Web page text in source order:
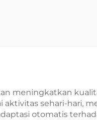
meningkatkan
aktivitas sehari-hari,
otomatis